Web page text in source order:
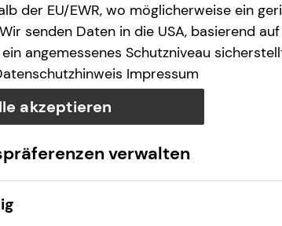
der EU/EWR, wo möglicherweise ein
senden Daten in die USA, basierend
angemessenes Schutzniveau
Impressum
akzeptieren
verwalten